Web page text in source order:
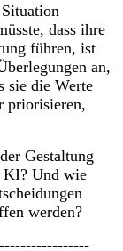
dass ihre
führen, ist
an,
sie die Werte
priorisieren,
Gestaltung
KI? Und wie
werden?